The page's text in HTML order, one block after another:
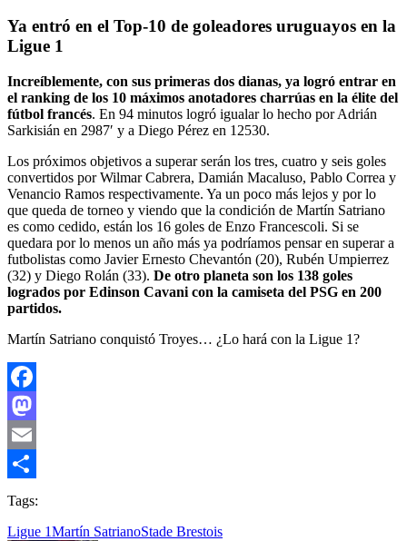
Ya entró en el Top-10 de goleadores uruguayos en la
Ligue 1
Increíblemente, con sus primeras dos dianas, ya logró entrar en
el ranking de los 10 máximos anotadores charrúas en la élite del
fútbol francés. En 94 minutos logró igualar lo hecho por Adrián
Sarkisián en 2987′ y a Diego Pérez en 12530.
Los próximos objetivos a superar serán los tres, cuatro y seis goles
convertidos por Wilmar Cabrera, Damián Macaluso, Pablo Correa y
Venancio Ramos respectivamente. Ya un poco más lejos y por lo
que queda de torneo y viendo que la condición de Martín Satriano
es como cedido, están los 16 goles de Enzo Francescoli. Si se
quedara por lo menos un año más ya podríamos pensar en superar a
futbolistas como Javier Ernesto Chevantón (20), Rubén Umpierrez
(32) y Diego Rolán (33). De otro planeta son los 138 goles
logrados por Edinson Cavani con la camiseta del PSG en 200
partidos.
Martín Satriano conquistó Troyes… ¿Lo hará con la Ligue 1?
Facebook
Mastodon
Email
Compartir
Tags:
Ligue 1Martín SatrianoStade Brestois